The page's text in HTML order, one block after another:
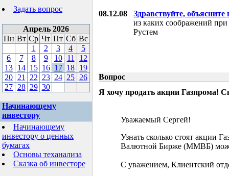
Задать вопрос
Апрель 2026
Пн Вт Ср Чт Пт Сб Вс
1
2 3 4
5
6
7 8 9 10 11
12
13 14 15 16 17 18 19
20 21 22 23 24 25 26
27 28 29 30
Начинающему
инвестору
Начинающему
инвестору о ценных
бумагах
Основы теханализа
Сказка об инвесторе
08.12.08
Здравствуйте, объясните
из каких соображений
Рустем
Вопрос
Я хочу продать акции Газпрома!
Уважаемый Сергей!
Узнать сколько стоят акции
Валютной Бирже (ММВБ)
С уважением, Клиентский